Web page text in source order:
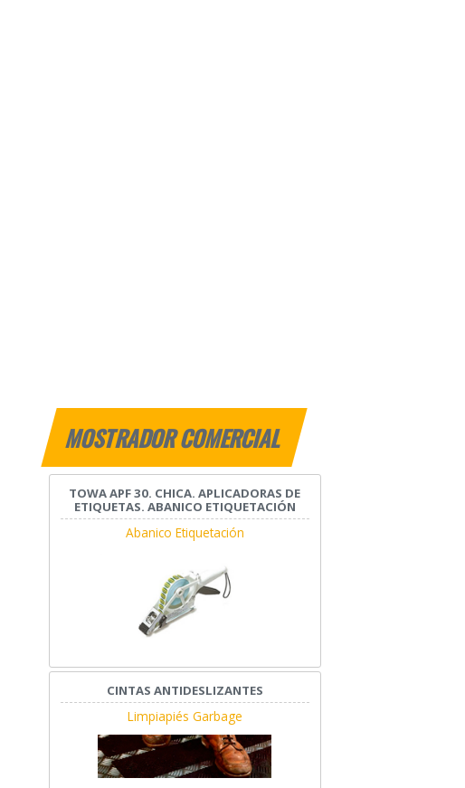
MOSTRADOR COMERCIAL
TOWA APF 30. CHICA. APLICADORAS DE
ETIQUETAS. ABANICO ETIQUETACIÓN
Abanico Etiquetación
CINTAS ANTIDESLIZANTES
Limpiapiés Garbage